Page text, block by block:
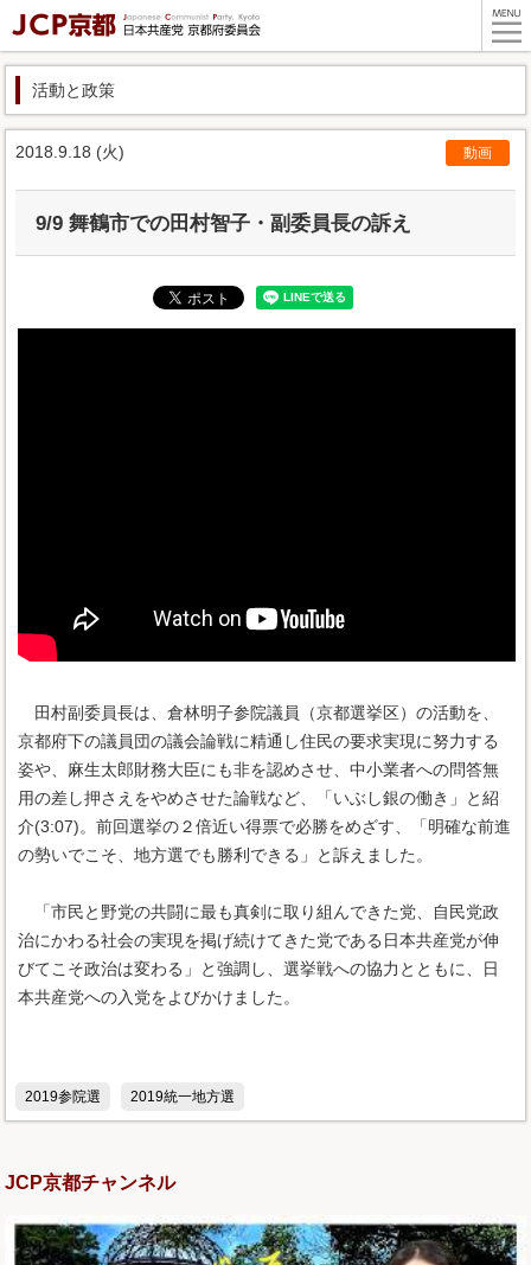
活動と政策
2018.9.18 (火) 動画
9/9 舞鶴市での田村智子・副委員長の訴え
田村副委員長は、倉林明子参院議員（京都選挙区）の活動を、
京都府下の議員団の議会論戦に精通し住民の要求実現に努力する
姿や、麻生太郎財務大臣にも非を認めさせ、中小業者への問答無
用の差し押さえをやめさせた論戦など、「いぶし銀の働き」と紹
介(3:07)。前回選挙の２倍近い得票で必勝をめざす、「明確な前進
の勢いでこそ、地方選でも勝利できる」と訴えました。
「市民と野党の共闘に最も真剣に取り組んできた党、自民党政
治にかわる社会の実現を掲げ続けてきた党である日本共産党が伸
びてこそ政治は変わる」と強調し、選挙戦への協力とともに、日
本共産党への入党をよびかけました。
2019参院選 2019統一地方選
JCP京都チャンネル